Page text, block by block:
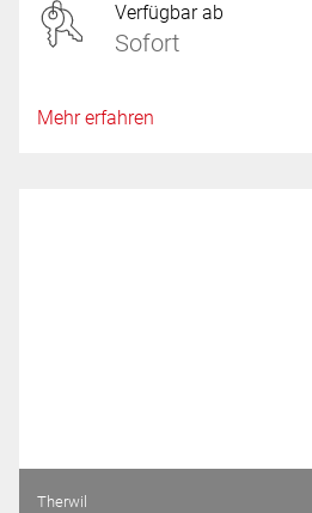
Verfügbar ab
Sofort
Mehr erfahren
Therwil